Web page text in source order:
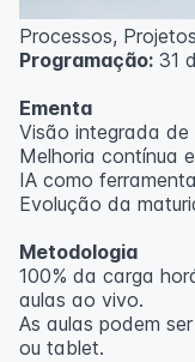
Processos,
Programação: 31
Ementa
Visão integrada de
Melhoria contínua
IA como
Evolução da
Metodologia
100% da carga
aulas ao vivo.
As aulas podem
ou tablet.